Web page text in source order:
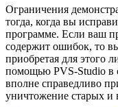
Ограничения
тогда, когда вы
программе. Если ваш
содержит ошибок, то
приобретая для этого
помощью PVS-Studio в
вполне справедливо
уничтожение старых